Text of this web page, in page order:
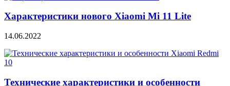
Характеристики нового Xiaomi Mi 11 Lite
14.06.2022
Технические характеристики и особенности